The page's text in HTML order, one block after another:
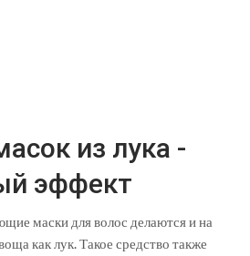
из лука -
эффект
маски для волос делаются и на
как лук. Такое средство также